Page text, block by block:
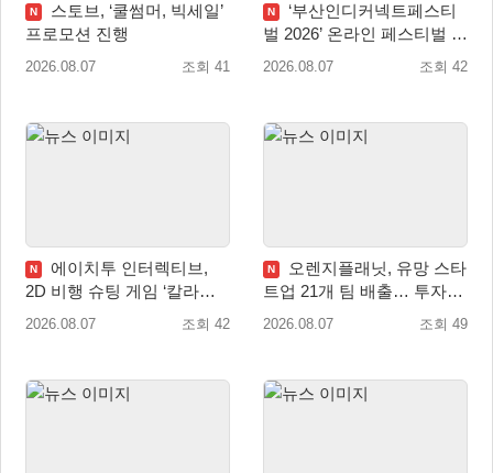
N
스토브, ‘쿨썸머, 빅세일’
프로모션 진행
2026.08.07 조회 41
N
‘부산인디커넥트페스티
벌 2026’ 온라인 페스티벌 개
막
2026.08.07 조회 42
N
에이치투 인터렉티브,
2D 비행 슈팅 게임 ‘칼라드
리우스2/다크 엘레멘트’ 올
2026.08.07 조회 42
N
오렌지플래닛, 유망 스타
트업 21개 팀 배출… 투자유
치∙매출성장 성과 눈길
2026.08.07 조회 49